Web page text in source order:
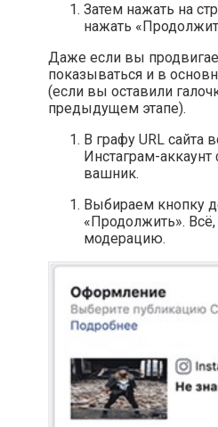
Затем нажать на
нажать
Даже если вы
показываться и в
(если вы оставили
предыдущем этапе).
В графу URL сайта
Инстаграм-
вашник.
Выбираем кнопку
«Продолжить».
модерацию.